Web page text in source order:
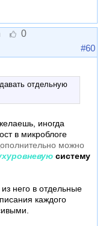
0
#60
отдельную
иногда
в микроблоге
можно
систему
него в отдельные
каждого